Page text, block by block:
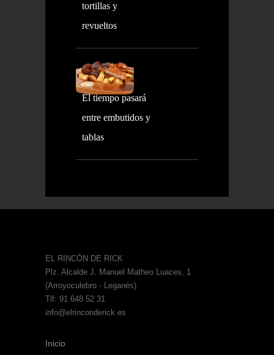
tortillas y
revueltos
El tiempo pasará
entre embutidos y
tablas
EL RINCÓN DE RICK
Plz. Alcalde J. Manuel Matheo Luaces, 1
(Arroyoculebro - Leganés)
Tlf: 91 648 52 31
info@elrinconderick.es
Inicio